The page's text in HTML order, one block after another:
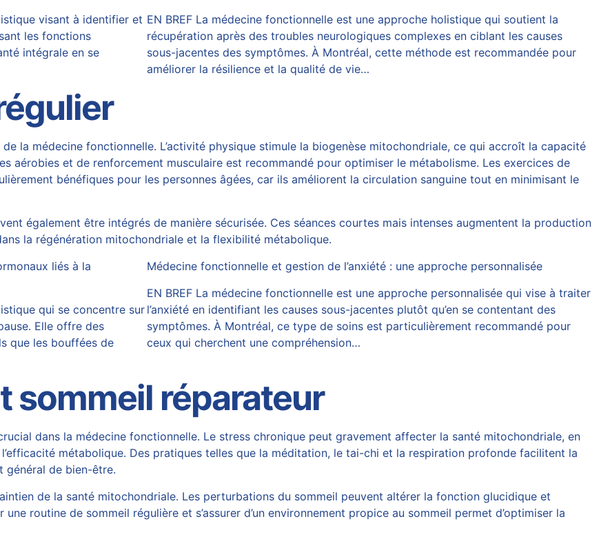
visant à identifier et
les fonctions
intégrale en se
EN BREF La médecine fonctionnelle est une approche holistique qui soutient la
récupération après des troubles neurologiques complexes en ciblant les causes
sous-jacentes des symptômes. À Montréal, cette méthode est recommandée pour
améliorer la résilience et la qualité de vie…
la médecine fonctionnelle. L’activité physique stimule la biogenèse mitochondriale, ce qui accroît la capacité
aérobies et de renforcement musculaire est recommandé pour optimiser le métabolisme. Les exercices de
bénéfiques pour les personnes âgées, car ils améliorent la circulation sanguine tout en minimisant le
également être intégrés de manière sécurisée. Ces séances courtes mais intenses augmentent la production
la régénération mitochondriale et la flexibilité métabolique.
liés à la
qui se concentre sur
Elle offre des
que les bouffées de
Médecine fonctionnelle et gestion de l’anxiété : une approche personnalisée
EN BREF La médecine fonctionnelle est une approche personnalisée qui vise à traiter
l’anxiété en identifiant les causes sous-jacentes plutôt qu’en se contentant des
symptômes. À Montréal, ce type de soins est particulièrement recommandé pour
ceux qui cherchent une compréhension…
sommeil réparateur
dans la médecine fonctionnelle. Le stress chronique peut gravement affecter la santé mitochondriale, en
métabolique. Des pratiques telles que la méditation, le tai-chi et la respiration profonde facilitent la
général de bien-être.
de la santé mitochondriale. Les perturbations du sommeil peuvent altérer la fonction glucidique et
routine de sommeil régulière et s’assurer d’un environnement propice au sommeil permet d’optimiser la